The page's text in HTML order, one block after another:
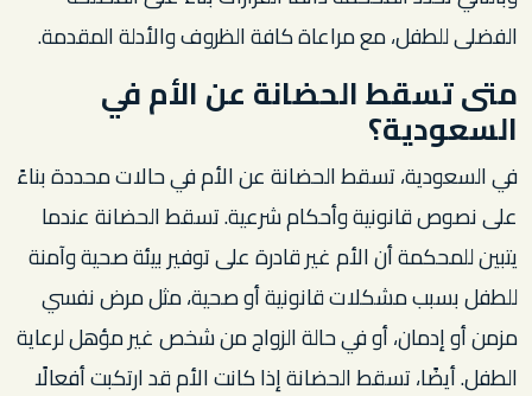
الفضلى للطفل، مع مراعاة كافة الظروف والأدلة المقدمة.
متى تسقط الحضانة عن الأم في
السعودية؟
في السعودية، تسقط الحضانة عن الأم في حالات محددة بناءً
على نصوص قانونية وأحكام شرعية. تسقط الحضانة عندما
يتبين للمحكمة أن الأم غير قادرة على توفير بيئة صحية وآمنة
للطفل بسبب مشكلات قانونية أو صحية، مثل مرض نفسي
مزمن أو إدمان، أو في حالة الزواج من شخص غير مؤهل لرعاية
الطفل. أيضًا، تسقط الحضانة إذا كانت الأم قد ارتكبت أفعالًا